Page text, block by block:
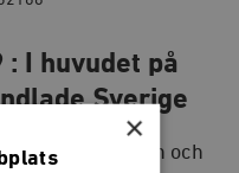
: I huvudet på
Sverige
i tiden till ljuden och
×